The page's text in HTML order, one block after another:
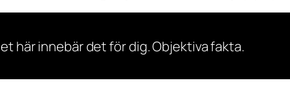
här innebär det för dig. Objektiva fakta.